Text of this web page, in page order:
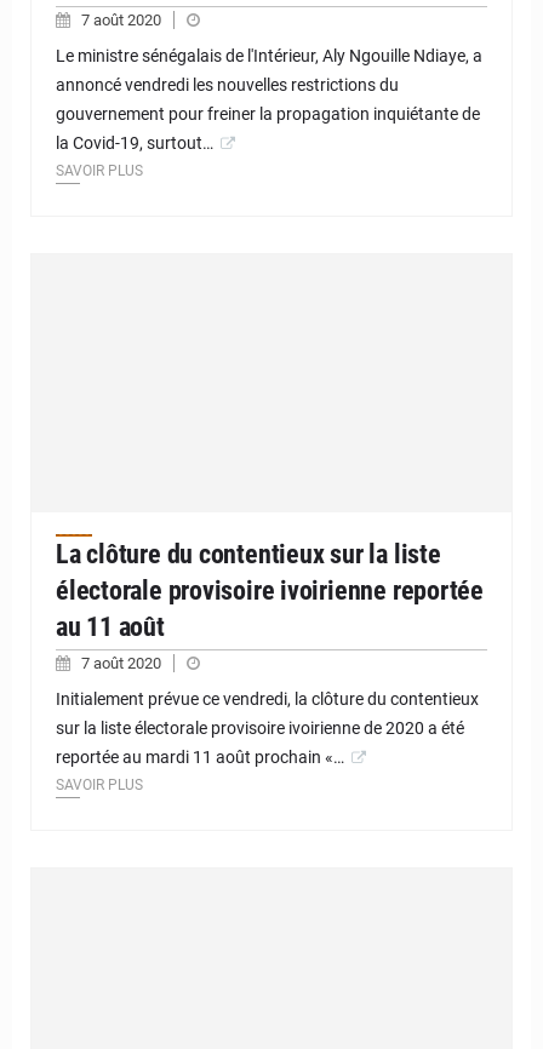
7 août 2020
Le ministre sénégalais de l'Intérieur, Aly Ngouille Ndiaye, a
annoncé vendredi les nouvelles restrictions du
gouvernement pour freiner la propagation inquiétante de
la Covid-19, surtout…
SAVOIR PLUS
La clôture du contentieux sur la liste
électorale provisoire ivoirienne reportée
au 11 août
7 août 2020
Initialement prévue ce vendredi, la clôture du contentieux
sur la liste électorale provisoire ivoirienne de 2020 a été
reportée au mardi 11 août prochain «…
SAVOIR PLUS